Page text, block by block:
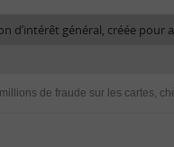
d’intérêt général, créée pour